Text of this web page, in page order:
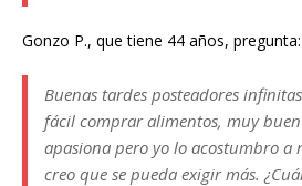
Gonzo P., que tiene 44 años, pregunta:
Buenas tardes posteadores
fácil comprar alimentos, muy
apasiona pero yo lo acostumbro a
creo que se pueda exigir más.